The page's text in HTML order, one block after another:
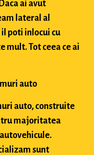
ai avut
lateral al
poti inlocui cu
mult. Tot ceea ce ai
auto
auto, construite
majoritatea
sunt